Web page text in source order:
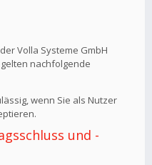
Volla Systeme GmbH
nachfolgende
wenn Sie als Nutzer
und -